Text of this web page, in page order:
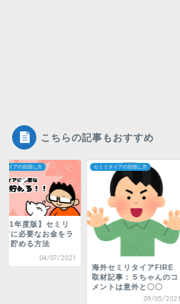
こちらの記事もおすすめ
タイアの目指し方
年度版】セミリ
アに必要なお金をラ
て貯める方法
04/07/2021
セミリタイアの目指し方
海外セミリタイアFIRE
取材記事：５ちゃんのコ
メントは意外と〇〇
09/05/2021